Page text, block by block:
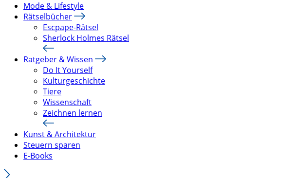
Mode & Lifestyle
Rätselbücher
Escpape-Rätsel
Sherlock Holmes Rätsel
Ratgeber & Wissen
Do It Yourself
Kulturgeschichte
Tiere
Wissenschaft
Zeichnen lernen
Kunst & Architektur
Steuern sparen
E-Books